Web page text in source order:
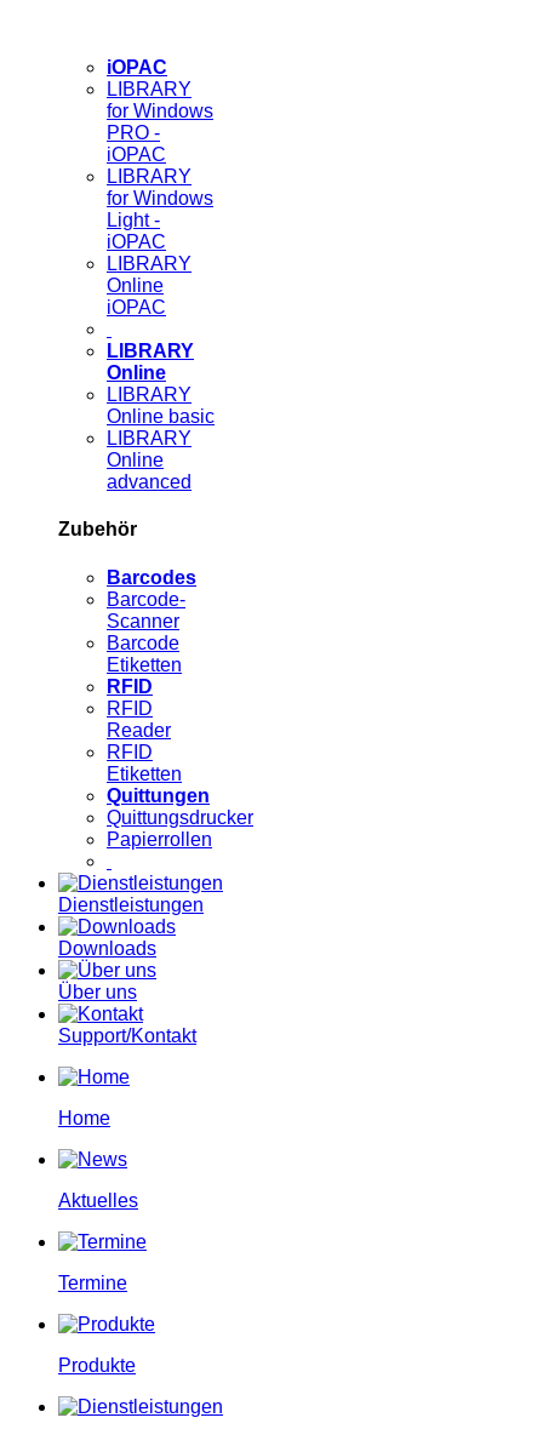
iOPAC
LIBRARY
for Windows
PRO -
iOPAC
LIBRARY
for Windows
Light -
iOPAC
LIBRARY
Online
iOPAC
LIBRARY
Online
LIBRARY
Online basic
LIBRARY
Online
advanced
Zubehör
Barcodes
Barcode-
Scanner
Barcode
Etiketten
RFID
RFID
Reader
RFID
Etiketten
Quittungen
Quittungsdrucker
Papierrollen
Dienstleistungen
Downloads
Über uns
Support/Kontakt
Home
Aktuelles
Termine
Produkte